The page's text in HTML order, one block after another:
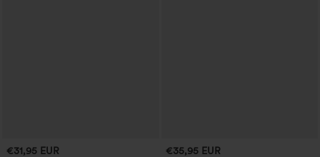
€31,95 EUR €35,95 EUR